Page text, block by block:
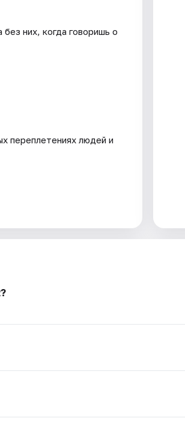
них, когда говоришь о
переплетениях людей и